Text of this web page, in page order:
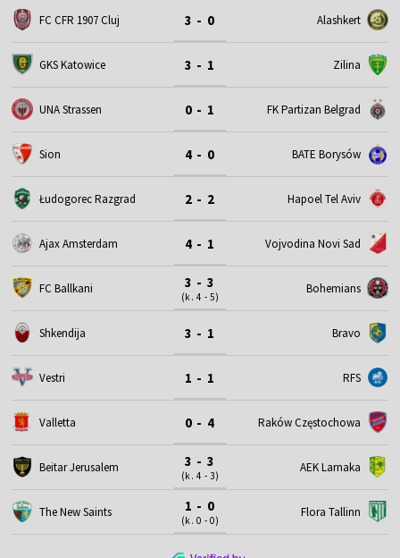
FC CFR 1907 Cluj 3 - 0 Alashkert
GKS Katowice 3 - 1 Zilina
UNA Strassen 0 - 1 FK Partizan Belgrad
Sion 4 - 0 BATE Borysów
Łudogorec Razgrad 2 - 2 Hapoel Tel Aviv
Ajax Amsterdam 4 - 1 Vojvodina Novi Sad
FC Ballkani 3 - 3
(k. 4 - 5)
Bohemians
Shkendija 3 - 1 Bravo
Vestri 1 - 1 RFS
Valletta 0 - 4 Raków Częstochowa
Beitar Jerusalem 3 - 3
(k. 4 - 3)
AEK Larnaka
The New Saints 1 - 0
(k. 0 - 0)
Flora Tallinn